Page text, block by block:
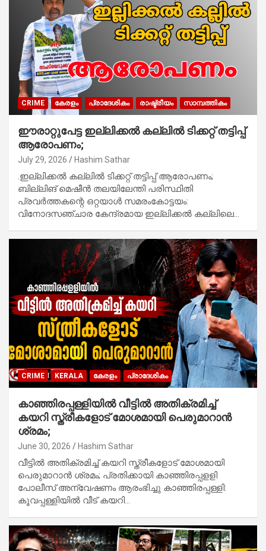
CRIME കേരളം പ്രാദേശികം രാഷ്ട്രീയം സാമ്പത്തികം
ഈരാറ്റുപേട്ട ഇല്ലിക്കൽ കല്ലിൽ ടിക്കറ്റ് തട്ടിപ്പ്
ആരോപണം;
July 29, 2026 Hashim Sathar
.ഇല്ലിക്കൽ കല്ലിൽ ടിക്കറ്റ് തട്ടിപ്പ് ആരോപണം;
ബില്ലിങ് മെഷീൻ തലയിലേന്തി പരിസ്ഥിതി
പ്രവർത്തകന്റെ ഒറ്റയാൾ സമരംകോട്ടയം:
വിനോദസഞ്ചാര കേന്ദ്രമായ ഇല്ലിക്കൽ കല്ലിലെ…
CRIME KERALA കേരളം പ്രാദേശികം
കാഞ്ഞിരപ്പള്ളിയിൽ വീട്ടിൽ അതിക്രമിച്ച്
കയറി സ്ത്രീകളോട് മോശമായി പെരുമാറാൻ
ശ്രമം;
June 30, 2026 Hashim Sathar
വീട്ടിൽ അതിക്രമിച്ച് കയറി സ്ത്രീകളോട് മോശമായി
പെരുമാറാൻ ശ്രമം; പ്രതിക്കായി കാഞ്ഞിരപ്പളളി
പോലീസ് അന്വേഷണം ആരംഭിച്ചു കാഞ്ഞിരപ്പള്ളി:
കൂവപ്പള്ളിയിൽ വീട് കയറി…